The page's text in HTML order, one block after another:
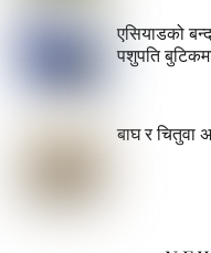
एसियाडको
पशुपति
बाघ र चितुवा